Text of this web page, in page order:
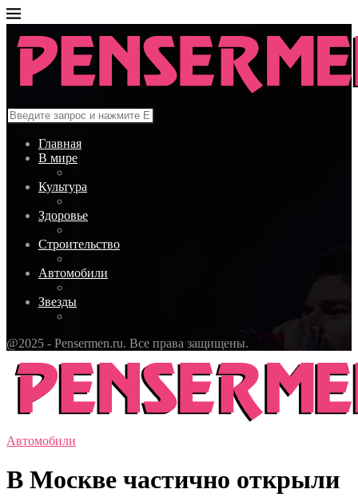
Главная
В мире
Культура
Здоровье
Строительство
Автомобили
Звезды
@2025 - Pensermen.ru. Все права защищены.
Автомобили
В Москве частично открыли